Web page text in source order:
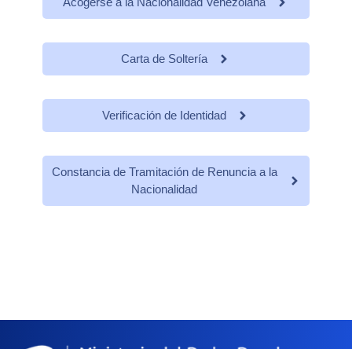
Carta de Soltería
Verificación de Identidad
Constancia de Tramitación de Renuncia a la
Nacionalidad